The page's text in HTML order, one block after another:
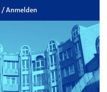
/ Anmelden